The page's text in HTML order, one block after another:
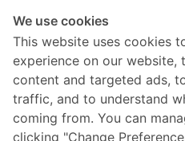
診療受
年中無休 / 24時
We use cookies
This website uses cookies
experience on our website,
content and targeted ads,
traffic, and to understand
coming from. You can
clicking "Change